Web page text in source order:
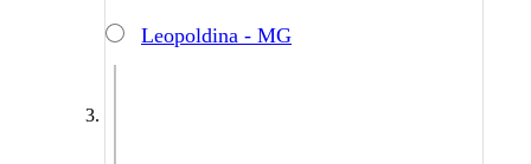
Leopoldina - MG